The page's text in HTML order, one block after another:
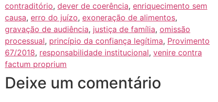
contraditório, dever de coerência, enriquecimento sem
causa, erro do juízo, exoneração de alimentos,
gravação de audiência, justiça de família, omissão
processual, princípio da confiança legítima, Provimento
67/2018, responsabilidade institucional, venire contra
factum proprium
Deixe um comentário